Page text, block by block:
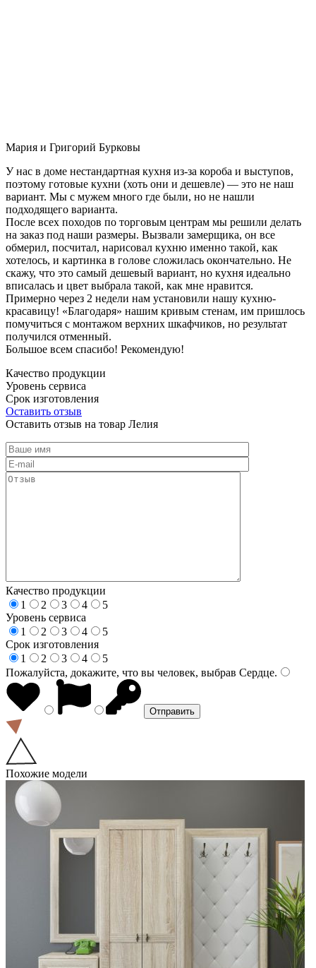
Мария и Григорий Бурковы
У нас в доме нестандартная кухня из-за короба и выступов,
поэтому готовые кухни (хоть они и дешевле) — это не наш
вариант. Мы с мужем много где были, но не нашли
подходящего варианта.
После всех походов по торговым центрам мы решили делать
на заказ под наши размеры. Вызвали замерщика, он все
обмерил, посчитал, нарисовал кухню именно такой, как
хотелось, и картинка в голове сложилась окончательно. Не
скажу, что это самый дешевый вариант, но кухня идеально
вписалась и цвет выбрала такой, как мне нравится.
Примерно через 2 недели нам установили нашу кухню-
красавицу! «Благодаря» нашим кривым стенам, им пришлось
помучиться с монтажом верхних шкафчиков, но результат
получился отменный.
Большое всем спасибо! Рекомендую!
Качество продукции
Уровень сервиса
Срок изготовления
Оставить отзыв
Оставить отзыв на товар Лелия
Качество продукции
1
2 3 4
5
Уровень сервиса
1
2 3 4
5
Срок изготовления
1
2 3 4
5
Пожалуйста, докажите, что вы человек, выбрав Сердце.
Похожие модели